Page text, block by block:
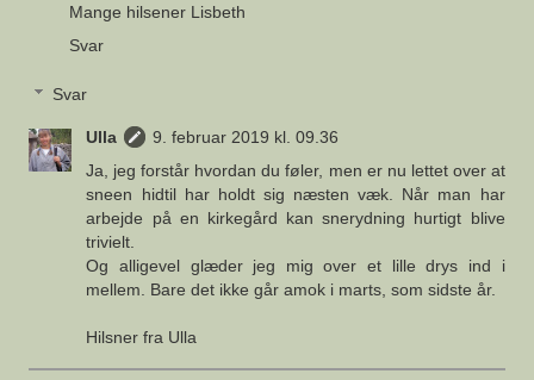
Mange hilsener Lisbeth
Svar
Svar
Ulla
9. februar 2019 kl. 09.36
Ja, jeg forstår hvordan du føler, men er nu lettet over at
sneen hidtil har holdt sig næsten væk. Når man har
arbejde på en kirkegård kan snerydning hurtigt blive
trivielt.
Og alligevel glæder jeg mig over et lille drys ind i
mellem. Bare det ikke går amok i marts, som sidste år.
Hilsner fra Ulla